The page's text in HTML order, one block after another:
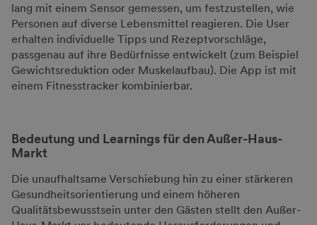
lang mit einem Sensor gemessen, um festzustellen, wie
Personen auf diverse Lebensmittel reagieren. Die User
erhalten individuelle Tipps und Rezeptvorschläge,
passgenau auf ihre Bedürfnisse entwickelt (zum Beispiel
Gewichtsreduktion oder Muskelaufbau). Die App ist mit
einem Fitnesstracker kombinierbar.
Bedeutung und Learnings für den Außer-Haus-
Markt
Die unaufhaltsame Verschiebung hin zu einer stärkeren
Gesundheitsorientierung und einem höheren
Qualitätsbewusstsein unter den Gästen stellt den Außer-